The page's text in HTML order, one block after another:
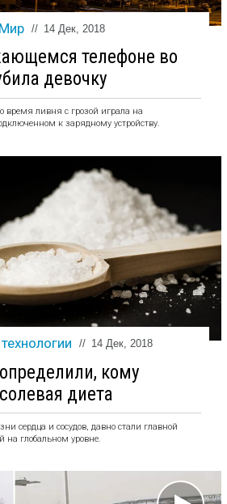
Мир // 14 Дек, 2018
телефоне во
девочку
время ливня с грозой играла на
к зарядному устройству.
// 14 Дек, 2018
кому
диета
сердца и сосудов, давно стали главной
глобальном уровне.